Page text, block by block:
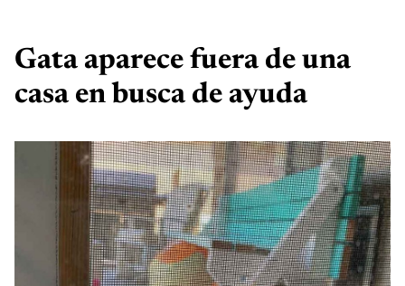
Gata aparece fuera de una
casa en busca de ayuda